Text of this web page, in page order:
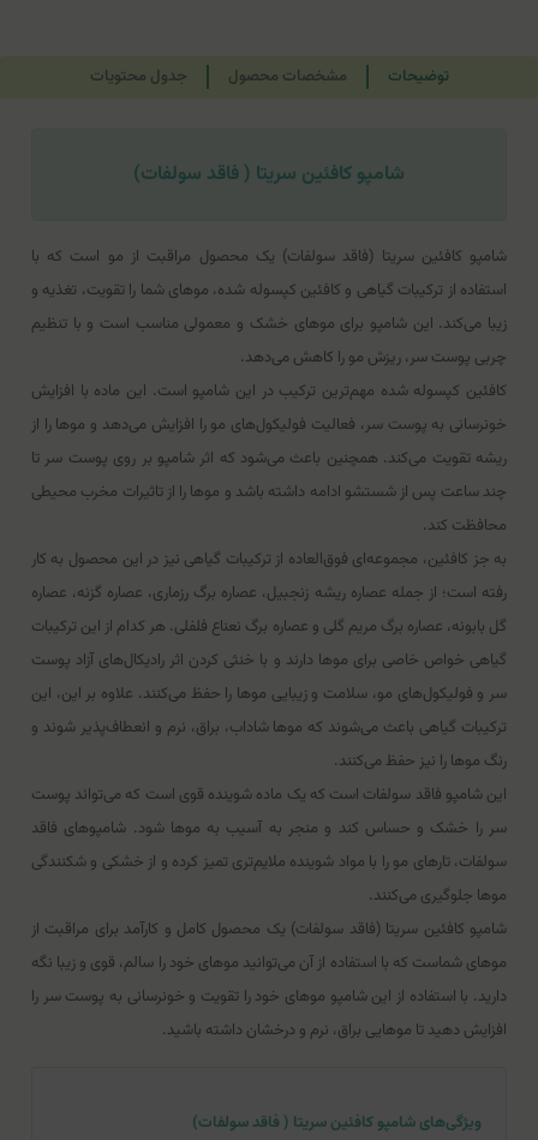
توضیحات مشخصات محصول جدول محتویات
شامپو کافئین سریتا ( فاقد سولفات)
شامپو کافئین سریتا (فاقد سولفات) یک محصول مراقبت از مو است که با
استفاده از ترکیبات گیاهی و کافئین کپسوله شده، موهای شما را تقویت، تغذیه و
زیبا می‌کند. این شامپو برای موهای خشک و معمولی مناسب است و با تنظیم
چربی پوست سر، ریزش مو را کاهش می‌دهد.
کافئین کپسوله شده مهم‌ترین ترکیب در این شامپو است. این ماده با افزایش
خونرسانی به پوست سر، فعالیت فولیکول‌های مو را افزایش می‌دهد و موها را از
ریشه تقویت می‌کند. همچنین باعث می‌شود که اثر شامپو بر روی پوست سر تا
چند ساعت پس از شستشو ادامه داشته باشد و موها را از تاثیرات مخرب محیطی
محافظت کند.
به جز کافئین، مجموعه‌ای فوق‌العاده از ترکیبات گیاهی نیز در این محصول به کار
رفته است؛ از جمله عصاره ریشه زنجبیل، عصاره برگ رزماری، عصاره گزنه، عصاره
گل بابونه، عصاره برگ مریم گلی و عصاره برگ نعناع فلفلی. هر کدام از این ترکیبات
گیاهی خواص خاصی برای موها دارند و با خنثی کردن اثر رادیکال‌های آزاد پوست
سر و فولیکول‌های مو، سلامت و زیبایی موها را حفظ می‌کنند. علاوه بر این، این
ترکیبات گیاهی باعث می‌شوند که موها شاداب، براق، نرم و انعطاف‌پذیر شوند و
رنگ موها را نیز حفظ می‌کنند.
این شامپو فاقد سولفات است که یک ماده شوینده قوی است که می‌تواند پوست
سر را خشک و حساس کند و منجر به آسیب به موها شود. شامپوهای فاقد
سولفات، تارهای مو را با مواد شوینده ملایم‌تری تمیز کرده و از خشکی و شکنندگی
موها جلوگیری می‌کنند.
شامپو کافئین سریتا (فاقد سولفات) یک محصول کامل و کارآمد برای مراقبت از
موهای شماست که با استفاده از آن می‌توانید موهای خود را سالم، قوی و زیبا نگه
دارید. با استفاده از این شامپو موهای خود را تقویت و خونرسانی به پوست سر را
افزایش دهید تا موهایی براق، نرم و درخشان داشته باشید.
ویژگی‌های شامپو کافئین سریتا ( فاقد سولفات)